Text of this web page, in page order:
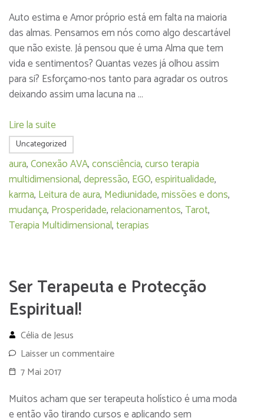
Auto estima e Amor próprio está em falta na maioria
das almas. Pensamos em nós como algo descartável
que não existe. Já pensou que é uma Alma que tem
vida e sentimentos? Quantas vezes já olhou assim
para si? Esforçamo-nos tanto para agradar os outros
deixando assim uma lacuna na …
Lire la suite
Uncategorized
aura,Conexão AVA,consciência,curso terapia
multidimensional,depressão, EGO,espiritualidade,
karma, Leitura de aura, Mediunidade,missões e dons,
mudança, Prosperidade,relacionamentos,Tarot,
Terapia Multidimensional,terapias
Ser Terapeuta e Protecção
Espiritual!
Célia de Jesus
Laisser un commentaire
7 Mai 2017
Muitos acham que ser terapeuta holístico é uma moda
e então vão tirando cursos e aplicando sem